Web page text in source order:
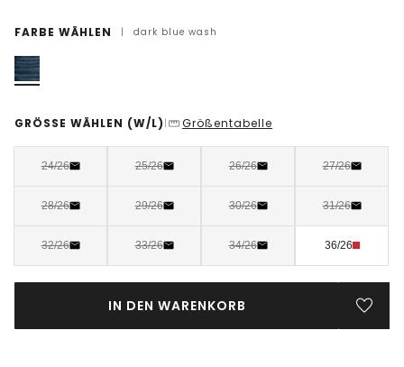
FARBE WÄHLEN | dark blue wash
GRÖSSE WÄHLEN (W/L) | Größentabelle
24/26 25/26 26/26 27/26
28/26 29/26 30/26 31/26
32/26 33/26 34/26 36/26
IN DEN WARENKORB